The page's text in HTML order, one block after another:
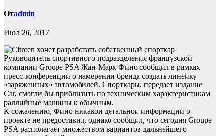
Отadmin
Июл 26, 2017
Руководитель спортивного подразделения французской
компании Groupe PSA Жан-Марк Фино сообщил в рамках
пресс-конференции о намерении бренда создать линейку
«заряженных» автомобилей. Спорткары, передает издание
Car, смогли бы приблизить по техническим характеристикам
раллийные машины к обычным.
К сожалению, Фино никакой детальной информации о
проекте не предоставил, однако сообщил, что сегодня Groupe
PSA располагает множеством вариантов дальнейшего